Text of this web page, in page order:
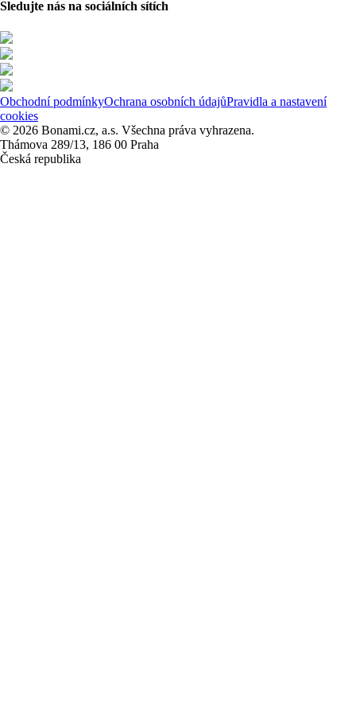
Sledujte nás na sociálních sítích
Obchodní podmínkyOchrana osobních údajůPravidla a nastavení
cookies
© 2026 Bonami.cz, a.s. Všechna práva vyhrazena.
Thámova 289/13, 186 00 Praha
Česká republika